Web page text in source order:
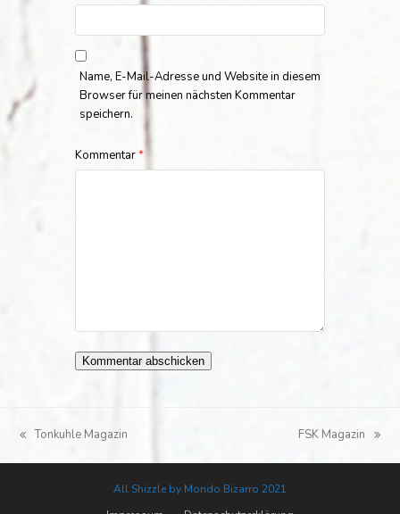
Name, E-Mail-Adresse und Website in diesem
Browser für meinen nächsten Kommentar
speichern.
Kommentar*
vorheriger
Beitrag:
Tonkuhle Magazin
Nächster
Beitrag:
FSK Magazin
All Shizzle by Mondo Bizarro 2021